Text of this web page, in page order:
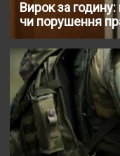
Вирок за
чи порушення